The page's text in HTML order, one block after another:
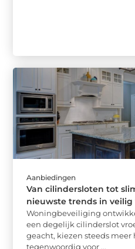
Aanbiedingen
Van cilindersloten tot
nieuwste trends in
Woningbeveiliging
een degelijk cilinderslot
geacht, kiezen steeds
tegenwoordig voor ...